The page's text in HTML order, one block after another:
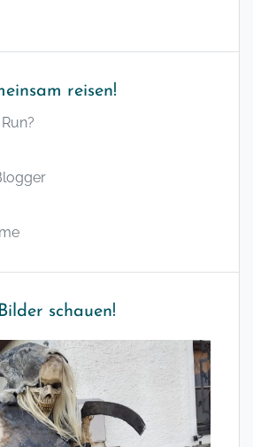
reisen!
schauen!